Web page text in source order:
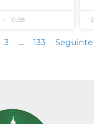
10:38
3 … 133 Seguinte